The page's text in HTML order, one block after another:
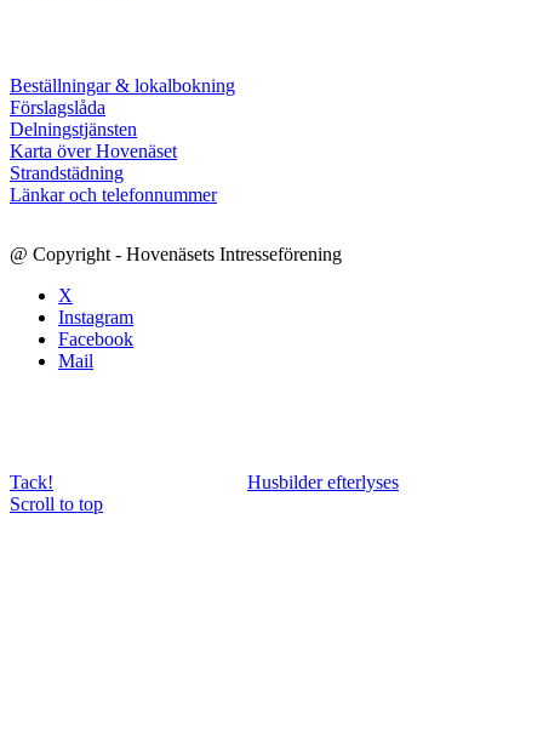
Beställningar & lokalbokning
Förslagslåda
Delningstjänsten
Karta över Hovenäset
Strandstädning
Länkar och telefonnummer
@ Copyright - Hovenäsets Intresseförening
X
Instagram
Facebook
Mail
Tack!
Husbilder efterlyses
Scroll to top